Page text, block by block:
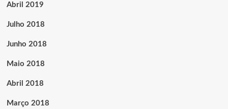
Abril 2019
Julho 2018
Junho 2018
Maio 2018
Abril 2018
Março 2018